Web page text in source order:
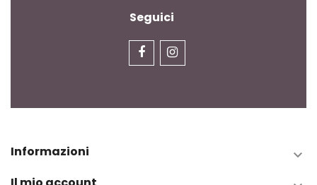
Seguici
Informazioni 